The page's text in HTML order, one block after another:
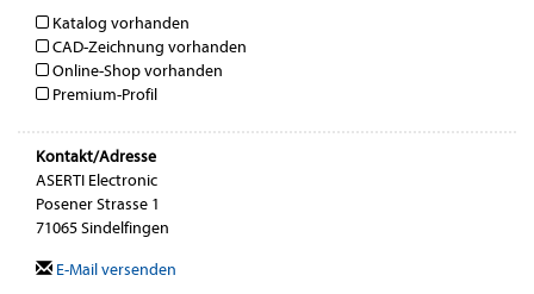
Katalog vorhanden
CAD-Zeichnung vorhanden
Online-Shop vorhanden
Premium-Profil
Kontakt/Adresse
ASERTI Electronic
Posener Strasse 1
71065 Sindelfingen
E-Mail versenden